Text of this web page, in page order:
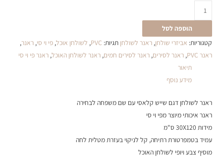
הוספה לסל
קטגוריות: אביזרי שולחן, ראנר לשולחן תגיות: PVC
, לשולחן אוכל, פי וי סי, ראנר,
ראנר PVC
, ראנר לסירים, ראנר לסירים חמים, ראנר לשולחן האוכל, ראנר פי וי סי
תיאור
מידע נוסף
ראנר לשולחן דגם שייש קלאסי עם שם משפחה לבחירה
ראנר איכותי מיוצר מפי וי סי
מידות 30X120 ס"מ
עמיד בטמפרטורת רתיחה, קל לניקוי בעזרת מטלית לחה
מוסיף צבע ויופי לשולחן האוכל